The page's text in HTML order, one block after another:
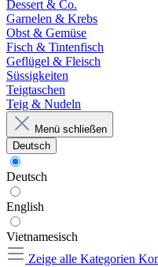
Dessert & Co.
Garnelen & Krebs
Obst & Gemüse
Fisch & Tintenfisch
Geflügel & Fleisch
Süssigkeiten
Teigtaschen
Teig & Nudeln
Menü schließen
Deutsch
Deutsch
English
Vietnamesisch
Zeige alle Kategorien